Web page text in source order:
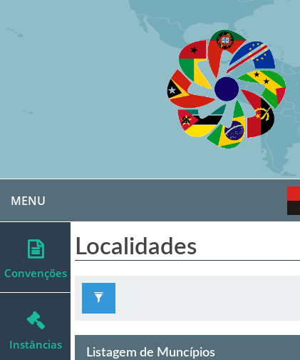
MENU
Convenções
Instâncias
Localidades
Listagem de Muncípios